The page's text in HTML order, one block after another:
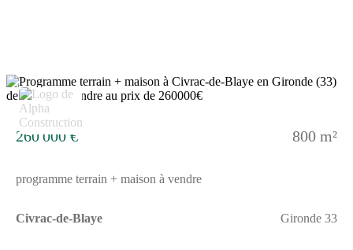
3
260 000 € 800 m²
programme terrain + maison à vendre
Civrac-de-Blaye Gironde 33